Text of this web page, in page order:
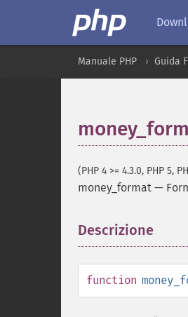
Manuale PHP Guida
(PHP 4 >= 4.3.0, PHP 5,
money_format —
Descrizione
function